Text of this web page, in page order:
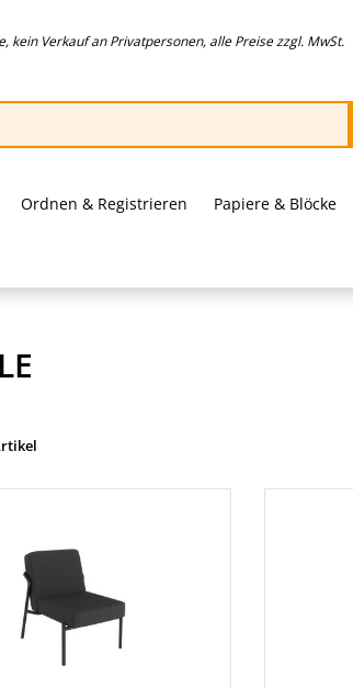
kein Verkauf an Privatpersonen, alle Preise zzgl. MwSt.
Ordnen & Registrieren Papiere & Blöcke